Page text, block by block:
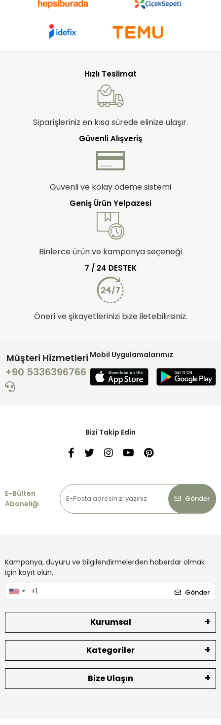
Hızlı Teslimat
Siparişleriniz en kısa sürede elinize ulaşır.
Güvenli Alışveriş
Güvenli ve kolay ödeme sistemi
Geniş Ürün Yelpazesi
Binlerce ürün ve kampanya seçeneği
7 / 24 DESTEK
Öneri ve şikayetlerinizi bize iletebilirsiniz.
Müşteri Hizmetleri
+90 5336396766
Mobil Uygulamalarımız
Bizi Takip Edin
E-Bülten
Aboneliği
Gönder
Kampanya, duyuru ve bilgilendirmelerden haberdar olmak
için kayıt olun.
Gönder
Kurumsal
Kategoriler
Bize Ulaşın